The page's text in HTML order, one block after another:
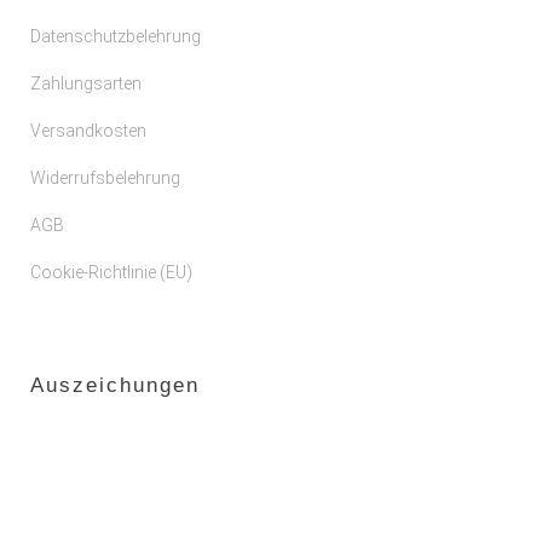
Datenschutzbelehrung
Zahlungsarten
Versandkosten
Widerrufsbelehrung
AGB
Cookie-Richtlinie (EU)
Auszeichungen